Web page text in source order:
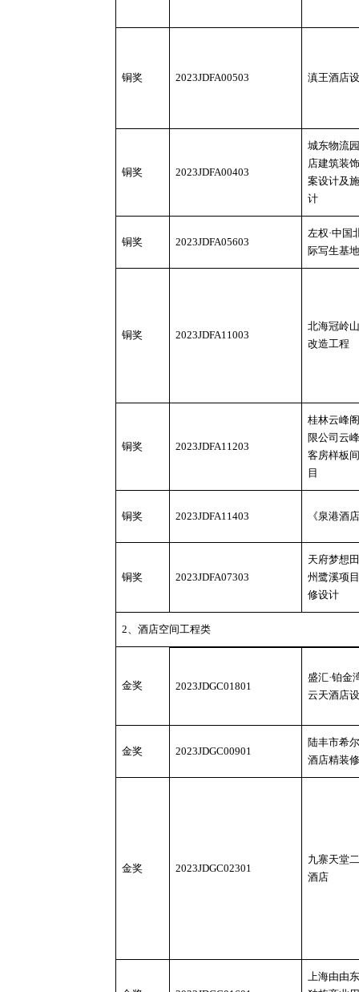
铜奖 2023JDFA00503 滇王酒店
铜奖 2023JDFA00403
城东物流
店建筑装
案设计及
计
铜奖 2023JDFA05603
左权·中国
际写生基地
铜奖 2023JDFA11003
北海冠岭
改造工程
铜奖 2023JDFA11203
桂林云峰
限公司云
客房样板
目
铜奖 2023JDFA11403 《泉港酒
铜奖 2023JDFA07303
天府梦想
州鹭溪项
修设计
2、酒店空间工程类
金奖 2023JDGC01801
盛汇·铂金
云天酒店
金奖 2023JDGC00901
陆丰市希
酒店精装
金奖 2023JDGC02301
九寨天堂
酒店
上海由由